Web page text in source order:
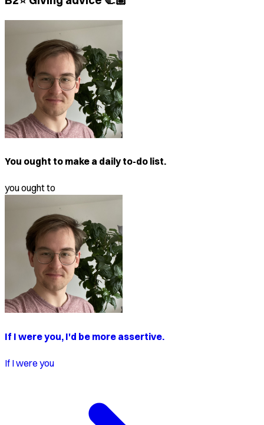
You ought to make a daily to-do list.
you ought to
If I were you, I'd be more assertive.
If I were you